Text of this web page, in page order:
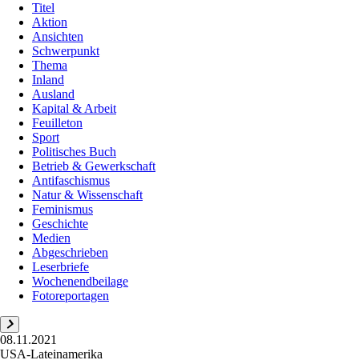
Titel
Aktion
Ansichten
Schwerpunkt
Thema
Inland
Ausland
Kapital & Arbeit
Feuilleton
Sport
Politisches Buch
Betrieb & Gewerkschaft
Antifaschismus
Natur & Wissenschaft
Feminismus
Geschichte
Medien
Abgeschrieben
Leserbriefe
Wochenendbeilage
Fotoreportagen
08.11.2021
USA-Lateinamerika